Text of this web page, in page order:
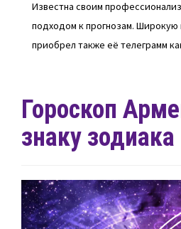
Известна своим
подходом к прогнозам. Широкую
приобрел также её телеграмм
Гороскоп
знаку зодиака